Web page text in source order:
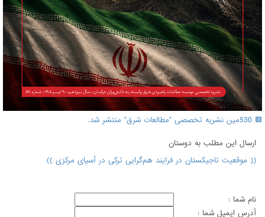
🟥 530مین نشریه تخصصی "مطالعات شرق" منتشر شد.
ارسال اين مطلب به دوستان
(( موقعیت تاجیکستان در فرایند هم‌گرایی ترکی در آسیای مرکزی ))
نام شما :
آدرس ايميل شما :